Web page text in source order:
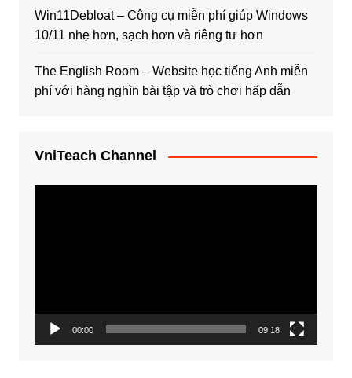
Win11Debloat – Công cụ miễn phí giúp Windows
10/11 nhẹ hơn, sạch hơn và riêng tư hơn
The English Room – Website học tiếng Anh miễn
phí với hàng nghìn bài tập và trò chơi hấp dẫn
VniTeach Channel
00:00 09:18